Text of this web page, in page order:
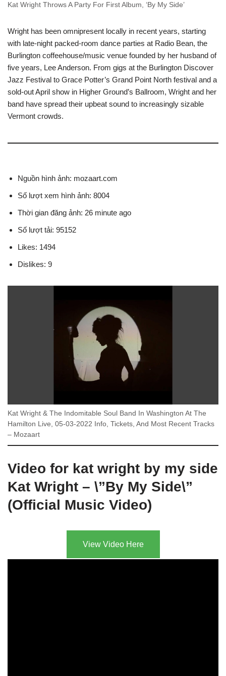
Kat Wright Throws A Party For First Album, ‘By My Side’
Wright has been omnipresent locally in recent years, starting
with late-night packed-room dance parties at Radio Bean, the
Burlington coffeehouse/music venue founded by her husband of
five years, Lee Anderson. From gigs at the Burlington Discover
Jazz Festival to Grace Potter’s Grand Point North festival and a
sold-out April show in Higher Ground’s Ballroom, Wright and her
band have spread their upbeat sound to increasingly sizable
Vermont crowds.
Nguồn hình ảnh: mozaart.com
Số lượt xem hình ảnh: 8004
Thời gian đăng ảnh: 26 minute ago
Số lượt tải: 95152
Likes: 1494
Dislikes: 9
Kat Wright & The Indomitable Soul Band In Washington At The
Hamilton Live, 05-03-2022 Info, Tickets, And Most Recent Tracks
– Mozaart
Video for kat wright by my side
Kat Wright – \”By My Side\”
(Official Music Video)
View Video Here